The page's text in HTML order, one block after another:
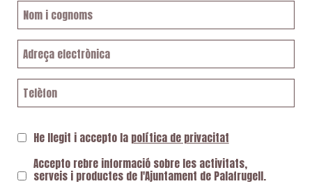
He llegit i accepto la política de privacitat
Accepto rebre informació sobre les activitats,
serveis i productes de l'Ajuntament de Palafrugell.